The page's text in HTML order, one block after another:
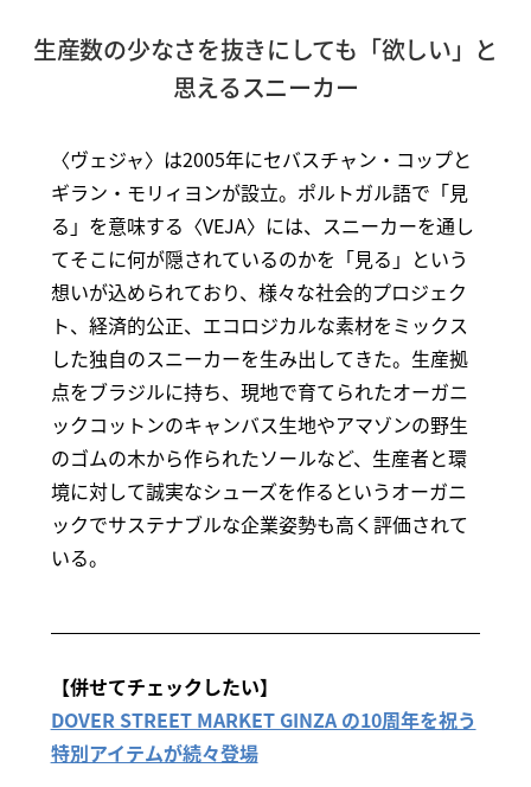
生産数の少なさを抜きにしても「欲しい」と
思えるスニーカー
〈ヴェジャ〉は2005年にセバスチャン・コップと
ギラン・モリィヨンが設立。ポルトガル語で「見
る」を意味する〈VEJA〉には、スニーカーを通し
てそこに何が隠されているのかを「見る」という
想いが込められており、様々な社会的プロジェク
ト、経済的公正、エコロジカルな素材をミックス
した独自のスニーカーを生み出してきた。生産拠
点をブラジルに持ち、現地で育てられたオーガニ
ックコットンのキャンバス生地やアマゾンの野生
のゴムの木から作られたソールなど、生産者と環
境に対して誠実なシューズを作るというオーガニ
ックでサステナブルな企業姿勢も高く評価されて
いる。
【併せてチェックしたい】
DOVER STREET MARKET GINZA の10周年を祝う
特別アイテムが続々登場